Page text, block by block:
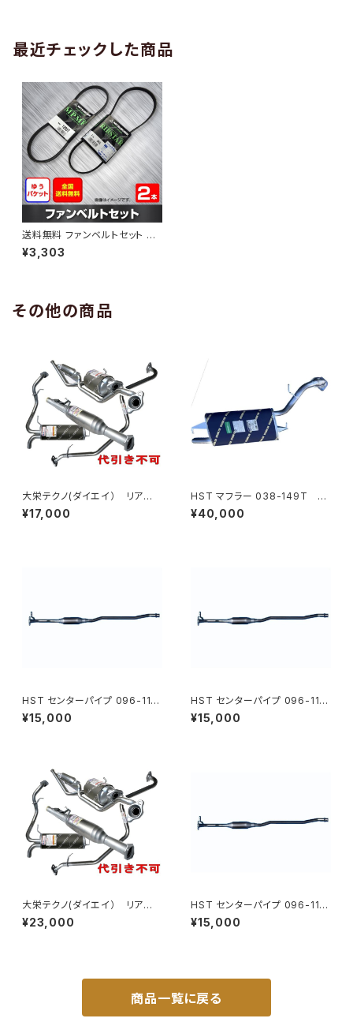
最近チェックした商品
送料無料 ファンベルトセット ト
ヨタ プロボックス 型式NCP58
G H24.01～ （国内トップメーカ
¥3,303
その他の商品
大栄テクノ(ダイエイ） リア
マフラー MHD-7044SUS ゼ
スト JE2 個人宅NG
¥17,000
HST マフラー 038-149T ウ
ィッシュ ZGE21G トヨタ 本体オ
ールステンレス 車検対応 純正
¥40,000
HST センターパイプ 096-116
CP フレア MJ55S 本体オー
ルステンレス パイプステンレス
¥15,000
HST センターパイプ 096-116
CP フレアクロスオーバー MS
92S 本体オールステンレス パイ
¥15,000
大栄テクノ(ダイエイ） リア
マフラー MSB-8212SUS プレ
オ RA1/2 個人宅NG
¥23,000
HST センターパイプ 096-116
CP フレア MJ95S本体オール
ステンレス パイプステンレス 車
¥15,000
商品一覧に戻る